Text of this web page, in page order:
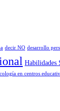
decir NO desarrollo
Habilidades
en centros